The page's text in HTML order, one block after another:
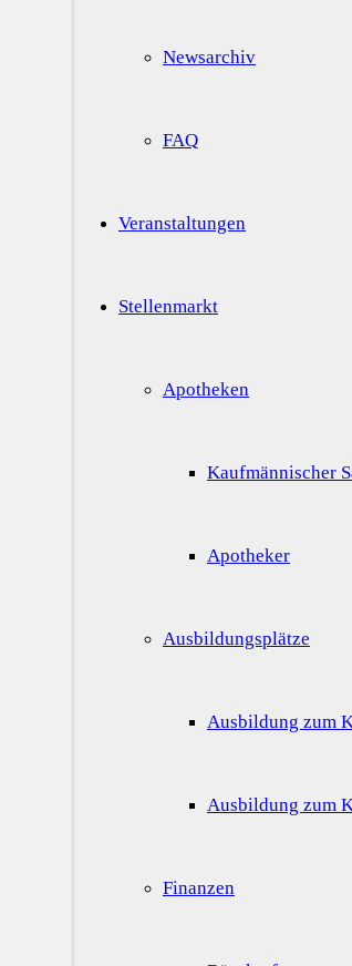
Newsarchiv
FAQ
Veranstaltungen
Stellenmarkt
Apotheken
Kaufmännischer
Apotheker
Ausbildungsplätze
Ausbildung zum
Ausbildung zum
Finanzen